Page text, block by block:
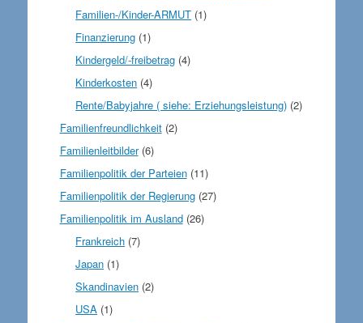
Familien-/Kinder-ARMUT (1)
Finanzierung (1)
Kindergeld/-freibetrag (4)
Kinderkosten (4)
Rente/Babyjahre ( siehe: Erziehungsleistung) (2)
Familienfreundlichkeit(2)
Familienleitbilder(6)
Familienpolitik der Parteien(11)
Familienpolitik der Regierung(27)
Familienpolitik im Ausland(26)
Frankreich (7)
Japan (1)
Skandinavien (2)
USA (1)